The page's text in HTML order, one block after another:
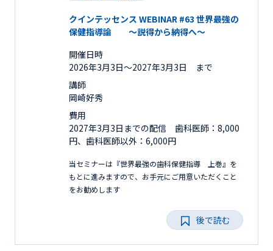
クインテッセンス WEBINAR #63 世界最強の
保健指導論 ～説得から納得へ～
開催日時
2026年3月3日〜2027年3月3日 まで
講師
岡崎好秀
費用
2027年3月3日までの配信 歯科医師：8,000
円、歯科医師以外：6,000円
当セミナーは『世界最強の歯科保健指導 上巻』を
もとに進みますので、お手元にご用意いただくこと
をお勧めします
後で読む